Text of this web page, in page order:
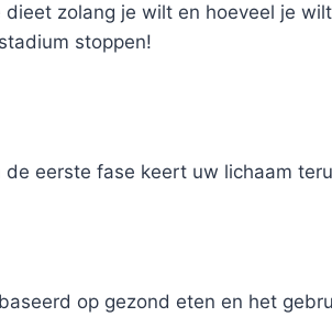
zolang je wilt en hoeveel je
stoppen!
eerste fase keert uw lichaam
op gezond eten en het